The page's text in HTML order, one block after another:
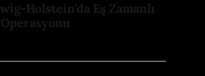
Holstein’da Eş Zamanlı